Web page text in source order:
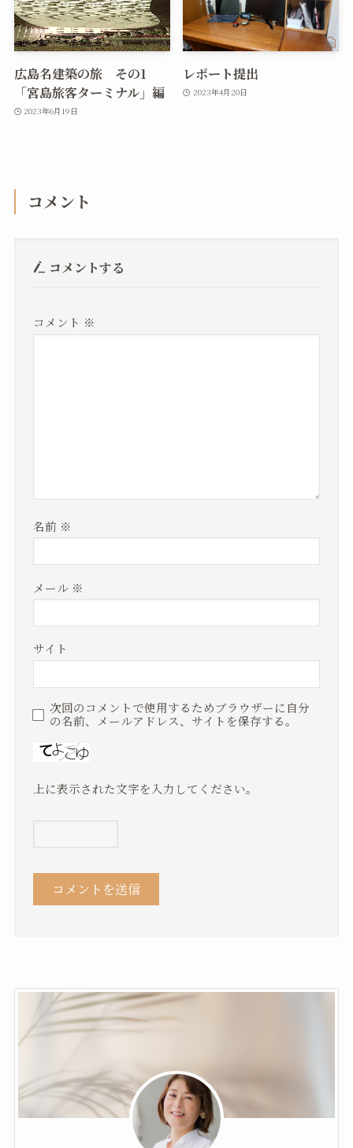
広島名建築の旅 その1
「宮島旅客ターミナル」編
2023年6月19日
レポート提出
2023年4月20日
コメント
コメントする
コメント ※
名前 ※
メール ※
サイト
次回のコメントで使用するためブラウザーに自分
の名前、メールアドレス、サイトを保存する。
上に表示された文字を入力してください。